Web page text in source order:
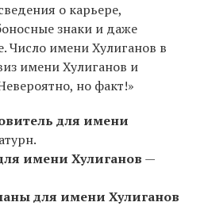
о карьере,
знаки и даже
Число имени Хулиганов в
имени Хулиганов и
но факт!»
для имени
имени Хулиганов —
для имени Хулиганов